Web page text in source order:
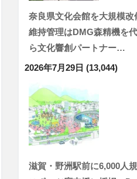
奈良県文化会館を大規模改
維持管理はDMG森精機を
ら文化響創パートナー…
2026年7月29日 (13,044)
滋賀・野洲駅前に6,000人